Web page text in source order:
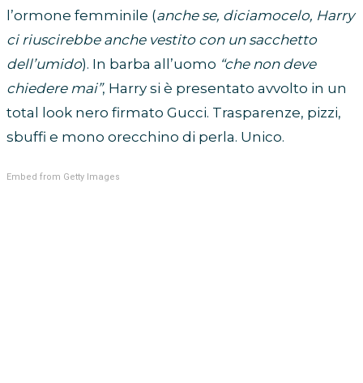
l’ormone femminile (anche se, diciamocelo, Harry
ci riuscirebbe anche vestito con un sacchetto
dell’umido). In barba all’uomo “che non deve
chiedere mai”, Harry si è presentato avvolto in un
total look nero firmato Gucci. Trasparenze, pizzi,
sbuffi e mono orecchino di perla. Unico.
Embed from Getty Images